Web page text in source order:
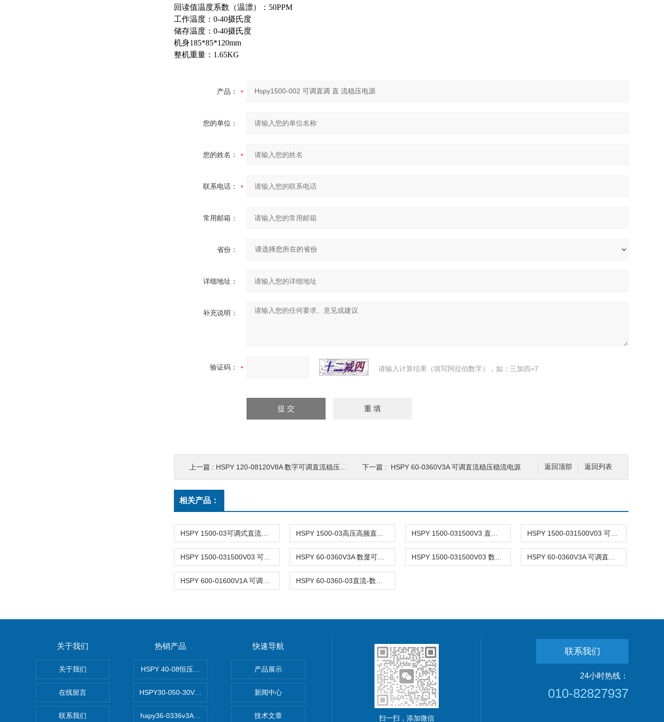
回读值温度系数（温漂）：50PPM
工作温度：0-40摄氏度
储存温度：0-40摄氏度
机身185*85*120mm
整机重量：1.65KG
产品：
您的单位：
您的姓名：
联系电话：
常用邮箱：
省份：
详细地址：
补充说明：
验证码： 请输入计算结果（填写阿拉伯数字），如：三加四=7
返回列表
返回顶部
上一篇 : HSPY 120-08120V8A 数字可调直流稳压电源 下一篇 : HSPY 60-0360V3A 可调直流稳压稳流电源
相关产品：
关于我们
关于我们
在线留言
联系我们
热销产品
HSPY 40-08恒压恒流恒功率电源
HSPY30-050-30V/-05A可调直流稳压电源
hapy36-0336v3A高精度小型可编程直流稳压电源
快速导航
产品展示
新闻中心
技术文章 扫一扫，添加微信
联系我们
24小时热线：
010-82827937